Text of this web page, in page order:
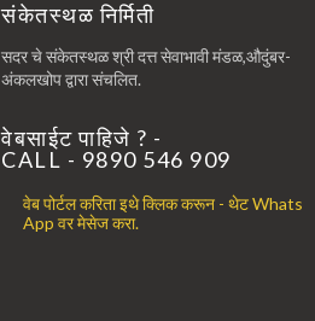
संकेतस्थळ निर्मिती
सदर चे संकेतस्थळ श्री दत्त सेवाभावी मंडळ,औदुंबर-
अंकलखोप द्वारा संचलित.
वेबसाईट पाहिजे ? -
CALL - 9890 546 909
वेब पोर्टल करिता इथे क्लिक करून - थेट Whats
App वर मेसेज करा.